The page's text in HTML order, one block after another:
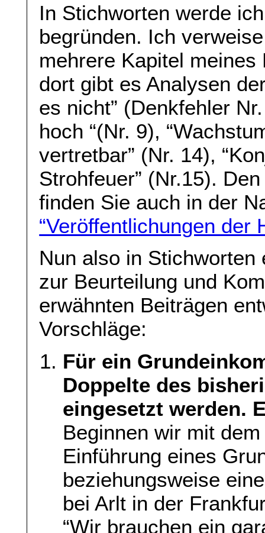
In Stichworten werde
begründen. Ich
mehrere Kapitel meines
dort gibt es Analysen
es nicht” (Denkfehler
hoch “(Nr. 9),
vertretbar” (Nr. 14),
Strohfeuer” (Nr.15).
finden Sie auch in der
“Veröffentlichungen der
Nun also in
zur Beurteilung und
erwähnten Beiträgen
Vorschläge:
Für ein
Doppelte des
eingesetzt werden.
Beginnen wir mit
Einführung eines
beziehungsweise
bei Arlt in der
“Wir brauchen ein